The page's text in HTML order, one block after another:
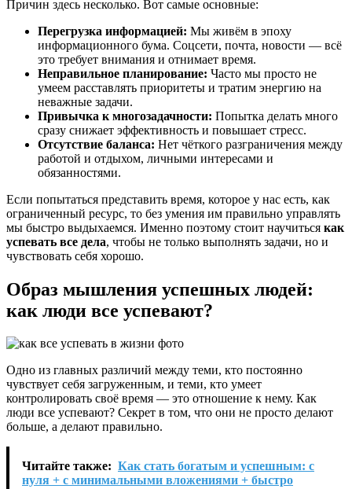
Причин здесь несколько. Вот самые основные:
Перегрузка информацией: Мы живём в эпоху
информационного бума. Соцсети, почта, новости — всё
это требует внимания и отнимает время.
Неправильное планирование: Часто мы просто не
умеем расставлять приоритеты и тратим энергию на
неважные задачи.
Привычка к многозадачности: Попытка делать много
сразу снижает эффективность и повышает стресс.
Отсутствие баланса: Нет чёткого разграничения между
работой и отдыхом, личными интересами и
обязанностями.
Если попытаться представить время, которое у нас есть, как
ограниченный ресурс, то без умения им правильно управлять
мы быстро выдыхаемся. Именно поэтому стоит научиться как
успевать все дела, чтобы не только выполнять задачи, но и
чувствовать себя хорошо.
Образ мышления успешных людей:
как люди все успевают?
Одно из главных различий между теми, кто постоянно
чувствует себя загруженным, и теми, кто умеет
контролировать своё время — это отношение к нему. Как
люди все успевают? Секрет в том, что они не просто делают
больше, а делают правильно.
Читайте также: Как стать богатым и успешным: с
нуля + с минимальными вложениями + быстро